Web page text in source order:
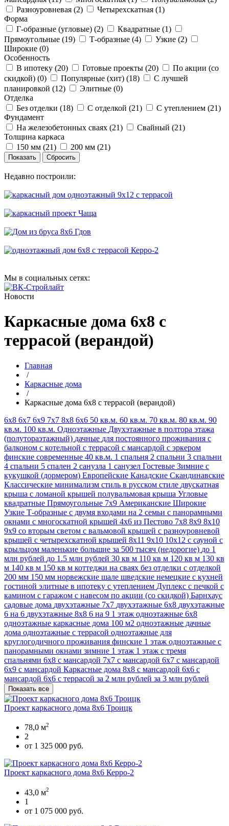
Разноуровневая (2) Четырехскатная (1)
Форма
Г-образные (угловые) (2) Квадратные (1)
Прямоугольные (19) Т-образные (4) Узкие (2)
Широкие (0)
Особенность
В ипотеку (20) Готовые проекты (20)
По акции (со
скидкой) (0) Популярные (хит) (18)
С лучшей
планировкой (12) Элитные (0)
Отделка
Без отделки (18) С отделкой (21) С утеплением (21)
Фундамент
На железобетонных сваях (21) Свайный (21)
Толщина каркаса
150 мм (21) 200 мм (21)
Недавно построили:
Мы в социальных сетях:
Новости
Каркасные дома 6х8 с
террасой (верандой)
Главная
/
Каркасные дома
/
Каркасные дома 6х8 с террасой (верандой)
6х8 6х7 6х9 7х7 8х8 6х6 50 кв.м. 60 кв.м. 70 кв.м. 80 кв.м. 90
кв.м. 100 кв.м. Одноэтажные Двухэтажные в полтора этажа
(полутораэтажный) дачные для постоянного проживания с
балконом с котельной с террасой с мансардой с эркером
финские современные 40 кв.м. 1 спальня 2 спальни 3 спальни
4 спальни 5 спален 2 санузла 1 санузел Гостевые Зимние с
кукушкой (дормером) Европейские Канадские Скандинавские
Классические минимализм стиль в русском стиле двускатная
крыша с ломаной крышей полувальмовая крыша Угловые
квадратные Прямоугольные 7х9 Американские Широкие
Узкие Т-образные с двумя входами на 2 семьи с панорамными
окнами с многоскатной крышей 4х6 из Пестово 7х8 8х9 8х10
9х9 со вторым светом с вальмовой крышей с разноуровневой
крышей с четырехскатной крышей 8х11 9х10 10х12 с сауной с
крыльцом маленькие большие за 500 тысяч (недорогие) до 1
млн рублей до 1.5 млн рублей 30 кв м 110 кв м 120 кв м 130 кв
м 140 кв м 150 кв м коттеджи на сваях без отделки с отделкой
200 мм 150 мм норвежские шале шведские немецкие с кухней
гостиной элитные в ипотеку с утеплением Дуплекс с печкой с
камином с гаражом с навесом по акции (со скидкой) Барнхаус
садовые дома двухэтажные 7х7 двухэтажные 6х8 двухэтажные
6 на 6 двухэтажные 8х8 6 на 9 1 этаж одноэтажные 6х8
одноэтажные каркасные дома 100 м2 одноэтажные дачные
дома одноэтажные с террасой одноэтажные для
круглогодичного проживания финские 1 этаж одноэтажные с
панорамными окнами зимние 1 этаж 1 этаж с тремя
спальнями 6х8 с мансардой 7х7 с мансардой 6х7 с мансардой
6x9 с мансардой Каркасные дома 8х8 с мансардой 6х6 с
мансардой 6x6 с террасой за 2 млн рублей за 3 млн рублей
Показать все
Проект каркасного дома 8х6 Троицк
78,0 м2
2
от 1 325 000 руб.
Проект каркасного дома 8х6 Керро-2
43,0 м2
1
от 1 075 000 руб.